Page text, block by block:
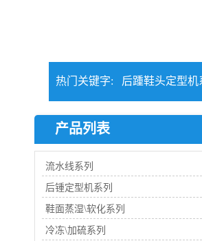
热门关键字: 后踵鞋头定型机
产品列表
流水线系列
后锺定型机系列
鞋面蒸湿\软化系列
冷冻\加硫系列